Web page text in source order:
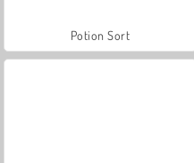
Potion Sort